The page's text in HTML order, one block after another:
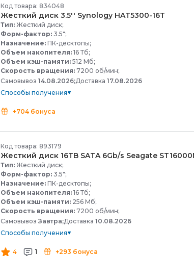
Код товара: 834048
Жесткий диск 3.5'' Synology HAT5300-16T
Тип: Жесткий диск;
Форм-фактор: 3.5";
Назначение: ПК-десктопы;
Объем накопителя: 16 Тб;
Объем кэш-памяти: 512 Мб;
Скорость вращения: 7200 об/мин;
Самовывоз 14.08.2026;Доставка 17.08.2026
Способы получения
+704 бонуса
Код товара: 893179
Жесткий диск 16TB SATA 6Gb/s Seagate
Тип: Жесткий диск;
Форм-фактор: 3.5";
Назначение: ПК-десктопы;
Объем накопителя: 16 Тб;
Объем кэш-памяти: 256 Мб;
Скорость вращения: 7200 об/мин;
Самовывоз Завтра;Доставка 10.08.2026
Способы получения
4 1 +293 бонуса